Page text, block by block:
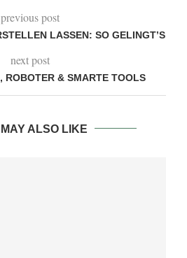
previous post
LASSEN: SO GELINGT’S
next post
ROBOTER & SMARTE TOOLS
ALSO LIKE